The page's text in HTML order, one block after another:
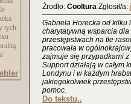
tych
Źrodło: CoolturaZgłosił/a:
Gabriela Horecka od kilku
charytatywną wsparcia
przestępstwach na tle
pracowała w
zajmuje się przypadkami z
Support działają w całym
Londynu i w każdym
jakiegokolwiek
pomoc.
Do tekstu..